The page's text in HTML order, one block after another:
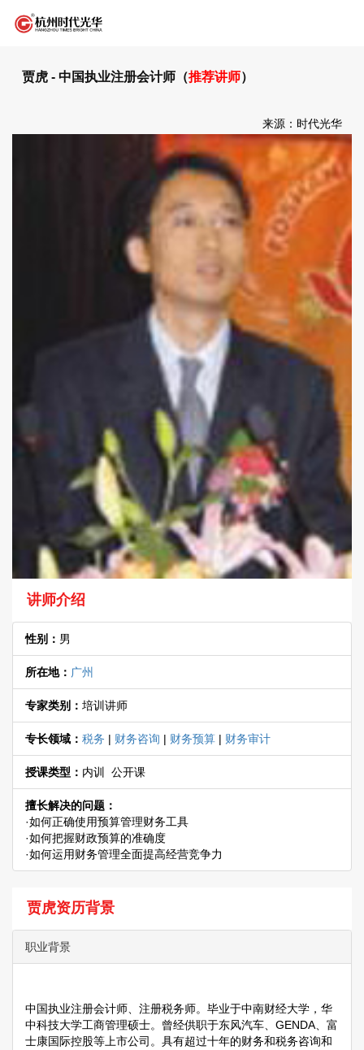
贾虎 - 中国执业注册会计师（推荐讲师）
来源：时代光华
讲师介绍
性别： 男
所在地： 广州
专家类别： 培训讲师
专长领域： 税务 | 财务咨询 | 财务预算 | 财务审计
授课类型： 内训 公开课
擅长解决的问题：
·如何正确使用预算管理财务工具
·如何把握财政预算的准确度
·如何运用财务管理全面提高经营竞争力
贾虎资历背景
职业背景
中国执业注册会计师、注册税务师。毕业于中南财经大学，华
中科技大学工商管理硕士。曾经供职于东风汽车、GENDA、富
士康国际控股等上市公司。具有超过十年的财务和税务咨询和